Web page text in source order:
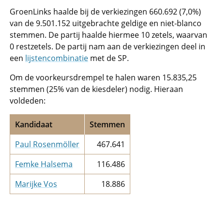
GroenLinks haalde bij de verkiezingen 660.692 (7,0%)
van de 9.501.152 uitgebrachte geldige en niet-blanco
stemmen. De partij haalde hiermee 10 zetels, waarvan
0 restzetels. De partij nam aan de verkiezingen deel in
een lijstencombinatie met de SP.
Om de voorkeursdrempel te halen waren 15.835,25
stemmen (25% van de kiesdeler) nodig. Hieraan
voldeden:
Kandidaat
Stemmen
Paul Rosenmöller
467.641
Femke Halsema
116.486
Marijke Vos
18.886